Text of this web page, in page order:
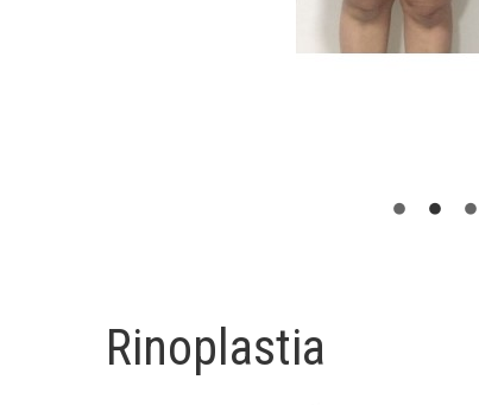
Rinoplastia
Liposucción Vaser